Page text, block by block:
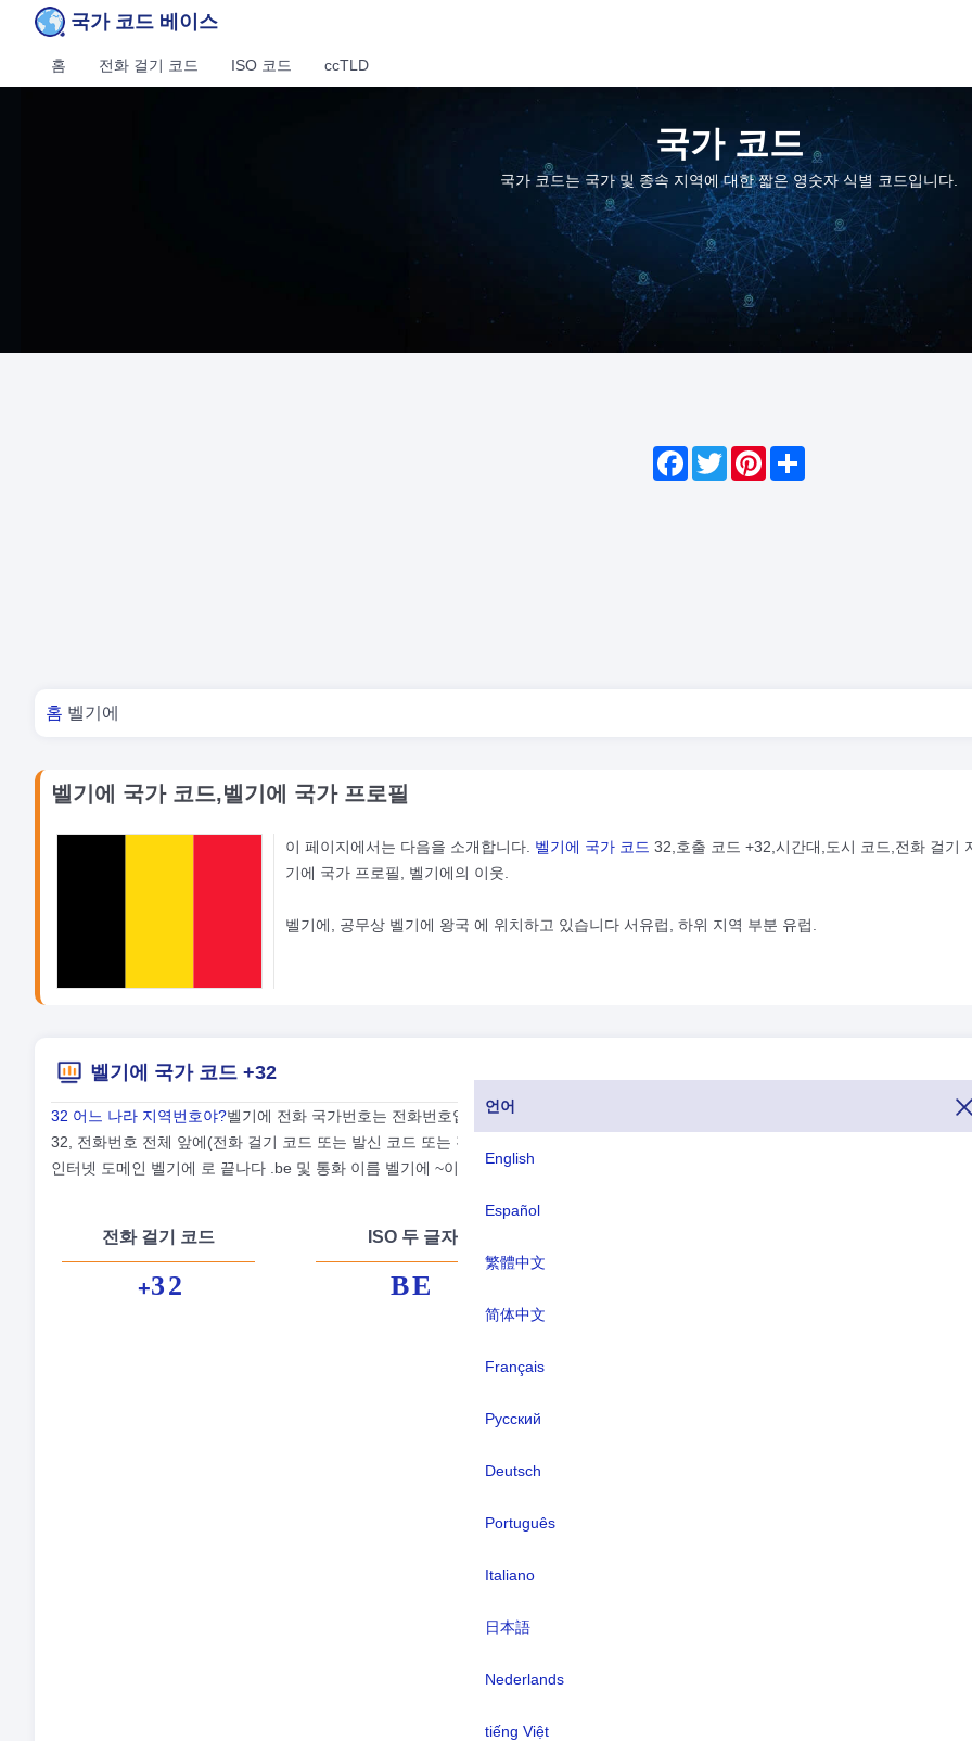
국가 코드 베이스
언어
English
Español
繁體中文
简体中文
Français
Русский
Deutsch
Português
Italiano
日本語
Nederlands
tiếng Việt
홈 전화 걸기 코드 ISO 코드 ccTLD
국가 코드
국가 코드는 국가 및 종속 지역에 대한 짧은 영숫자 식별 코드입니다.
Facebook
Twitter
Pinterest
Share
너 여기 있어
홈 벨기에
벨기에 국가 코드,벨기에 국가 프로필
이 페이지에서는 다음을 소개합니다. 벨기에 국가 코드 32,호출 코드 +32,시간대,도시 코드,전화 걸기
기에 국가 프로필, 벨기에의 이웃.
벨기에, 공무상 벨기에 왕국 에 위치하고 있습니다 서유럽, 하위 지역 부분 유럽.
벨기에 국가 코드 +32
32 어느 나라 지역번호야?벨기에 전화 국가번호는 전화번호입니다 32. 전화하고 싶다면 벨기에 다른 나라에서, 전화번호로 전화하시면
32, 전화번호 전체 앞에(전화 걸기 코드 또는 발신 코드 또는 전화 코드 벨기에 다음으로 시작 +32).최상위 수준
인터넷 도메인 벨기에 로 끝나다 .be 및 통화 이름 벨기에 ~이다 유로(EUR).
전화 걸기 코드
+32
ISO 두 글자
BE
정식 명칭:
일광 절약 시간:
현지 시각: